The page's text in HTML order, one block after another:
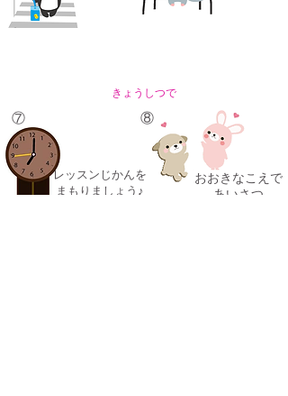
⑦
レッスンじかんを
まもりましょう♪
⑧
おおきなこえで
あいさつ
きょうしつで